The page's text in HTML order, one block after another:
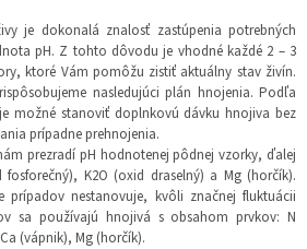
je dokonalá znalosť zastúpenia potrebných
pH. Z tohto dôvodu je vhodné každé 2 – 3
ktoré Vám pomôžu zistiť aktuálny stav živín.
nasledujúci plán hnojenia. Podľa
možné stanoviť doplnkovú dávku hnojiva bez
prípadne prehnojenia.
prezradí pH hodnotenej pôdnej vzorky, ďalej
K2O (oxid draselný) a Mg (horčík).
prípadov nestanovuje, kvôli značnej fluktuácii
sa používajú hnojivá s obsahom prvkov: N
(vápnik), Mg (horčík).